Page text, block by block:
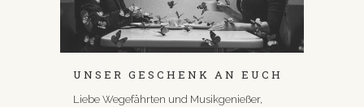
UNSER GESCHENK AN EUCH
Liebe Wegefährten und Musikgenießer,